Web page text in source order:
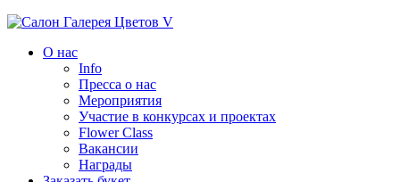
О нас
Info
Пресса о нас
Мероприятия
Участие в конкурсах и проектах
Flower Class
Вакансии
Награды